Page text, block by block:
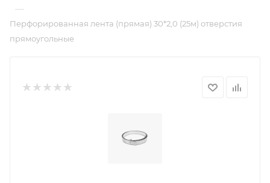
—
Перфорированная лента (прямая) 30*2,0 (25м) отверстия
прямоугольные